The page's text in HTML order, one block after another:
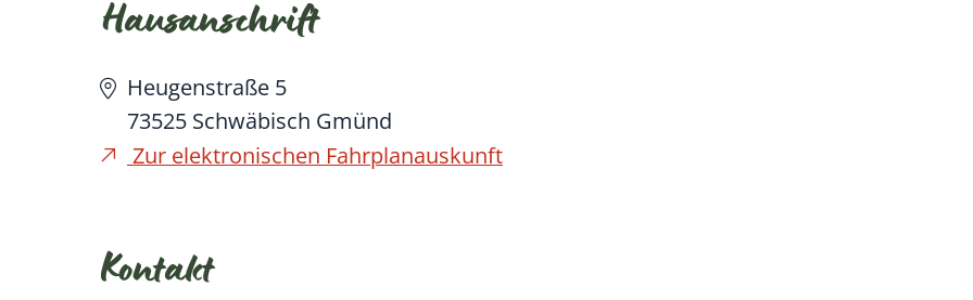
Hausanschrift
Heugenstraße 5
73525 Schwäbisch Gmünd
Zur elektronischen Fahrplanauskunft
Kontakt